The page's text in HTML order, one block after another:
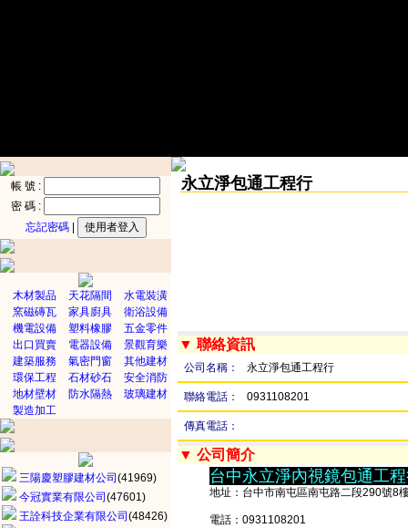
帳 號 :
密 碼 :
忘記密碼|
木材製品 天花隔間
水電裝潢
窯磁磚瓦
家具廚具
衛浴設備
機電設備
塑料橡膠
五金零件
出口買賣
電器設備
景觀育樂
建築服務
氣密門窗
其他建材
環保工程
石材砂石
安全消防
地材壁材
防水隔熱
玻璃建材
製造加工
三陽慶塑膠建材公司 (41969)
今冠實業有限公司 (47601)
王詮科技企業有限公司 (48426)
永立淨包通工程行
▼ 聯絡資訊
公司名稱： 永立淨包通工程行
聯絡電話： 0931108201
傳真電話：
▼ 公司簡介
台中永立淨內視鏡包通工
地址：台中市南屯區南屯路二段290號8
電話：0931108201